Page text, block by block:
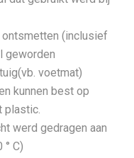
(inclusief
geworden
voetmat)
kunnen best op
plastic.
werd gedragen aan
C)